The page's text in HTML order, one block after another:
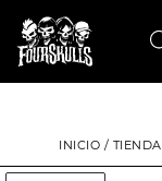
INICIO / TIENDA